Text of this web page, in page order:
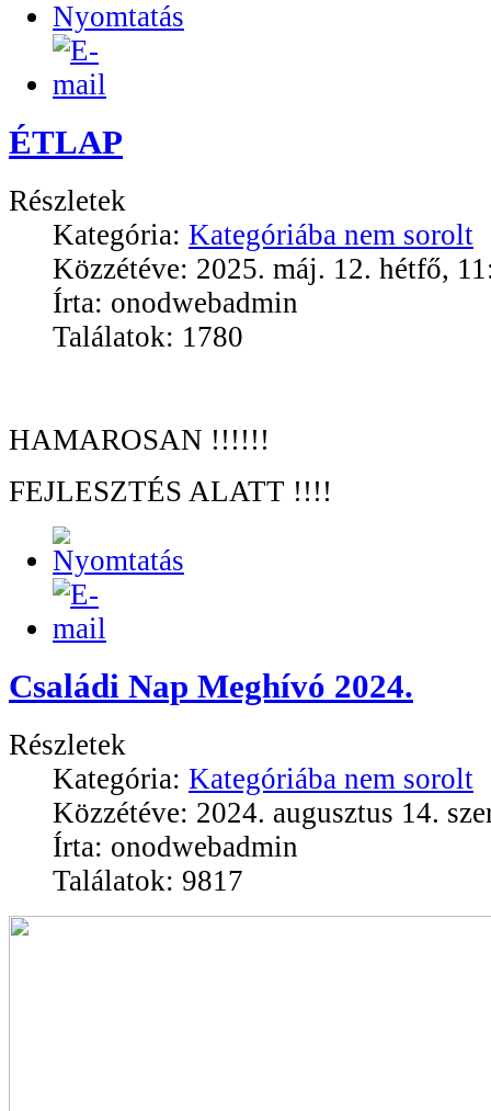
ÉTLAP
Részletek
Kategória: Kategóriába nem sorolt
Közzétéve: 2025. máj. 12. hétfő,
Írta: onodwebadmin
Találatok: 1780
HAMAROSAN !!!!!!
FEJLESZTÉS ALATT !!!!
Családi Nap Meghívó 2024.
Részletek
Kategória: Kategóriába nem sorolt
Közzétéve: 2024. augusztus 14.
Írta: onodwebadmin
Találatok: 9817